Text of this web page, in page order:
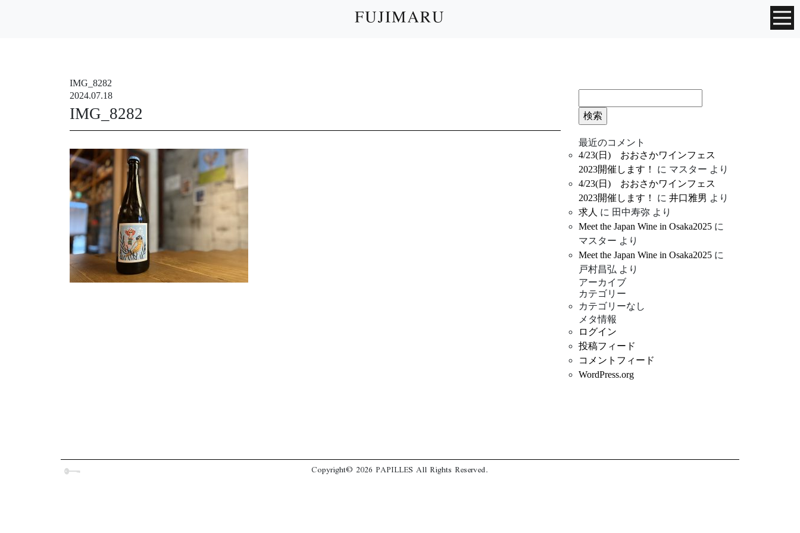
IMG_8282
2024.07.18
IMG_8282
索:
最近のコメント
4/23(日) おおさかワインフェス
2023開催します！
に マスター より
4/23(日) おおさかワインフェス
2023開催します！
に 井口雅男 より
求人 に 田中寿弥 より
Meet the Japan Wine in Osaka2025 に
マスター より
Meet the Japan Wine in Osaka2025 に
戸村昌弘 より
アーカイブ
カテゴリー
カテゴリーなし
メタ情報
ログイン
投稿フィード
コメントフィード
WordPress.org
Copyright© 2026 PAPILLES All Rights Reserved.